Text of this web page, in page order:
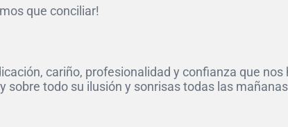
que conciliar!
cariño, profesionalidad y confianza que
sobre todo su ilusión y sonrisas todas las